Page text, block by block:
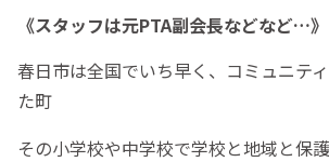
《スタッフは元PTA副会長などなど…》
春日市は全国でいち早く、コミュニテ
た町
その小学校や中学校で学校と地域と保